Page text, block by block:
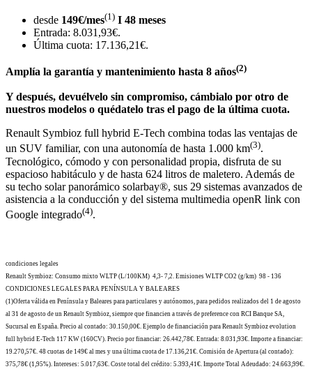
desde 149€/mes(1) I 48 meses
Entrada: 8.031,93€.
Última cuota: 17.136,21€.
Amplía la garantía y mantenimiento hasta 8 años(2)
Y después, devuélvelo sin compromiso, cámbialo por otro de
nuestros modelos o quédatelo tras el pago de la última cuota.
Renault Symbioz full hybrid E-Tech combina todas las ventajas de
un SUV familiar, con una autonomía de hasta 1.000 km(3).
Tecnológico, cómodo y con personalidad propia, disfruta de su
espacioso habitáculo y de hasta 624 litros de maletero. Además de
su techo solar panorámico solarbay®, sus 29 sistemas avanzados de
asistencia a la conducción y del sistema multimedia openR link con
Google integrado(4).
condiciones legales
Renault Symbioz: Consumo mixto WLTP (L/100KM) 4,3- 7,2. Emisiones WLTP CO2 (g/km) 98 - 136
CONDICIONES LEGALES PARA PENÍNSULA Y BALEARES
(1)Oferta válida en Península y Baleares para particulares y autónomos, para pedidos realizados del 1 de agosto
al 31 de agosto de un Renault Symbioz, siempre que financien a través de preference con RCI Banque SA,
Sucursal en España. Precio al contado: 30.150,00€. Ejemplo de financiación para Renault Symbioz evolution
full hybrid E-Tech 117 KW (160CV). Precio por financiar: 26.442,78€. Entrada: 8.031,93€. Importe a financiar:
19.270,57€. 48 cuotas de 149€ al mes y una última cuota de 17.136,21€. Comisión de Apertura (al contado):
375,78€ (1,95%). Intereses: 5.017,63€. Coste total del crédito: 5.393,41€. Importe Total Adeudado: 24.663,99€.